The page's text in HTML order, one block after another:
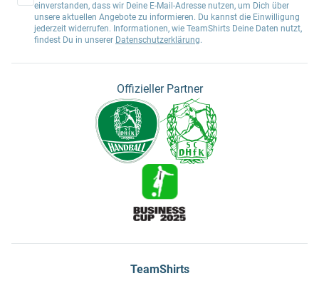
einverstanden, dass wir Deine E-Mail-Adresse nutzen, um Dich über
unsere aktuellen Angebote zu informieren. Du kannst die Einwilligung
jederzeit widerrufen. Informationen, wie TeamShirts Deine Daten nutzt,
findest Du in unserer Datenschutzerklärung.
Offizieller Partner
TeamShirts